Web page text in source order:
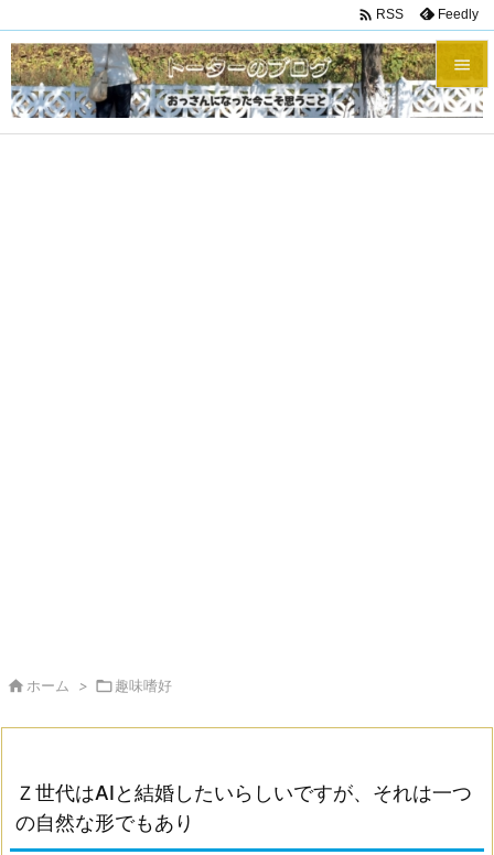


メニュ
 RSS Feedly
 ホーム > 趣味嗜好
Ｚ世代はAIと結婚したいらしいですが、それは一つ
の自然な形でもあり